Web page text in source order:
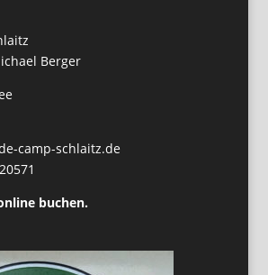
Berger
camp-schlaitz.de
buchen.